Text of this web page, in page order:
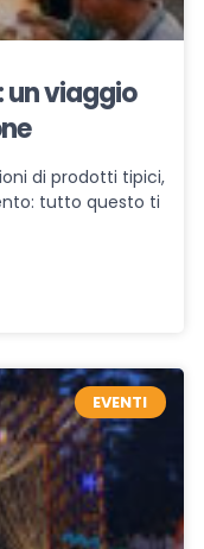
un viaggio
di prodotti tipici,
tutto questo ti
EVENTI